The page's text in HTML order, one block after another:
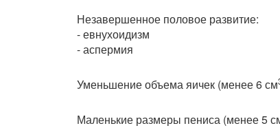
Незавершенное половое развитие:
- евнухоидизм
- аспермия
Уменьшение объема яичек (менее 6 см
Маленькие размеры пениса (менее 5